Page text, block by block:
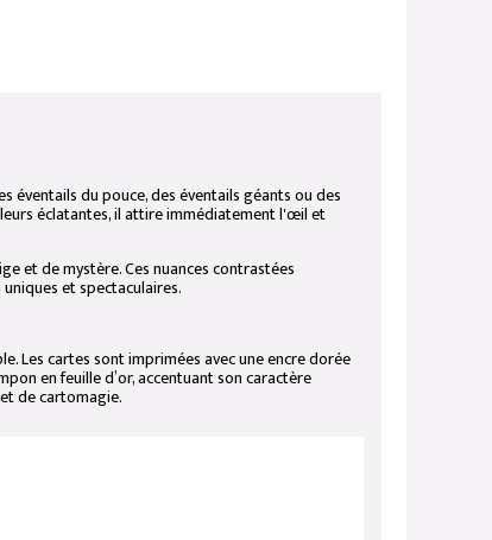
éventails du pouce, des éventails géants ou des
éclatantes, il attire immédiatement l'œil et
et de mystère. Ces nuances contrastées
et spectaculaires.
Les cartes sont imprimées avec une encre dorée
en feuille d’or, accentuant son caractère
de cartomagie.